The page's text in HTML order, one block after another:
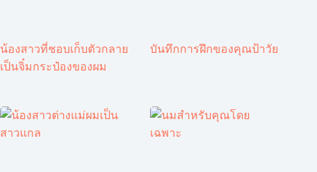
น้องสาวที่ชอบเก็บตัวกลาย
เป็นจิ๋มกระป๋องของผม
บันทึกการฝึกของคุณป้าวัย